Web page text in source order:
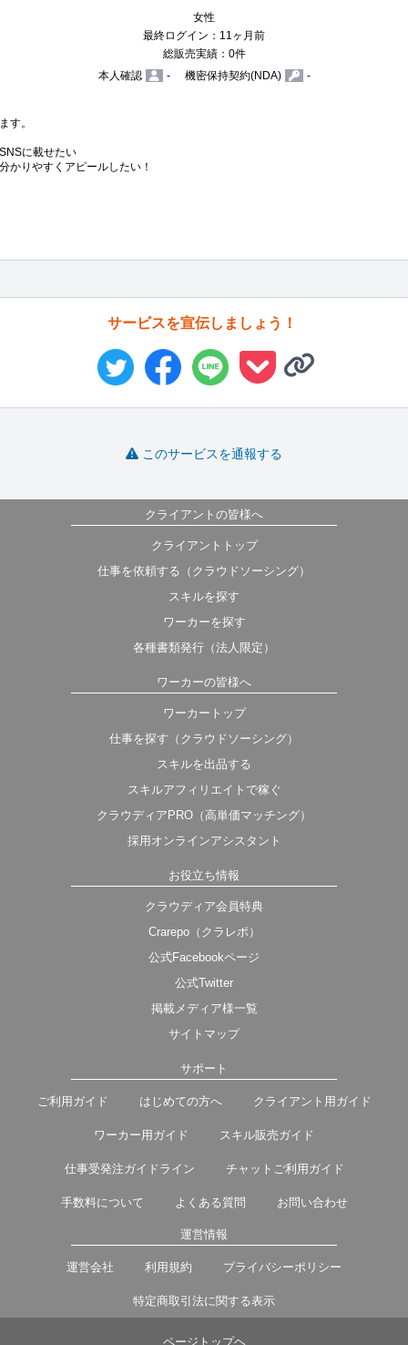
女性
最終ログイン：11ヶ月前
総販売実績：0件
本人確認
- 機密保持契約(NDA) -
す。
に載せたい
かりやすくアピールしたい！
サービスを宣伝しましょう！
このサービスを通報する
クライアントの皆様へ
クライアントトップ
仕事を依頼する（クラウドソーシング）
スキルを探す
ワーカーを探す
各種書類発行（法人限定）
ワーカーの皆様へ
ワーカートップ
仕事を探す（クラウドソーシング）
スキルを出品する
スキルアフィリエイトで稼ぐ
クラウディアPRO（高単価マッチング）
採用オンラインアシスタント
お役立ち情報
クラウディア会員特典
Crarepo（クラレポ）
公式Facebookページ
公式Twitter
掲載メディア様一覧
サイトマップ
サポート
ご利用ガイド はじめての方へ クライアント用ガイド
ワーカー用ガイド スキル販売ガイド
仕事受発注ガイドライン チャットご利用ガイド
手数料について よくある質問 お問い合わせ
運営情報
運営会社 利用規約 プライバシーポリシー
特定商取引法に関する表示
ページトップヘ